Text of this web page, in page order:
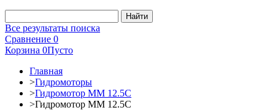
Все результаты поиска
Сравнение 0
Корзина 0Пусто
Главная
>Гидромоторы
>Гидромотор MM 12.5C
>Гидромотор MM 12.5C